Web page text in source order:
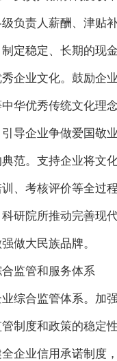
负责人薪酬、津贴
定稳定、长期的现金
秀企业文化。鼓励企
华优秀传统文化理
导企业争做爱国敬
范。支持企业将文
、考核评价等全过
研院所推动完善现
做大民族品牌。
监管和服务体系
业综合监管体系。加
制度和政策的稳定
企业信用承诺制度